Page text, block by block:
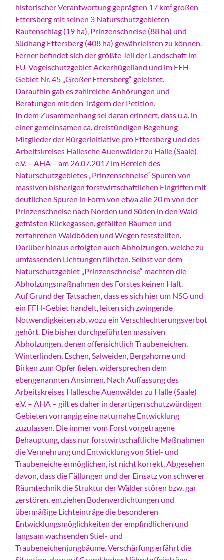
historischer Verantwortung geprägten 17 km² großen
Ettersberg mit seinen 3 Naturschutzgebieten
Rautenschlag (19 ha), Prinzenschneise (88 ha) und
Südhang Ettersberg (408 ha) gewährleisten zu können.
Ferner befindet sich der größte Teil der Landschaft im
EU-Vogelschutzgebiet Ackerhügelland und im FFH-
Gebiet Nr. 45 „Großer Ettersberg“ geleistet.
Daraufhin gab es zahlreiche Anhörungen und
Beratungen mit den Trägern der Petition.
In dem Zusammenhang sei daran erinnert, dass u.a. in
einer gemeinsamen ca. dreistündigen Begehung
Mitglieder der Bürgerinitiative pro Ettersberg und des
Arbeitskreises Hallesche Auenwälder zu Halle (Saale)
e.V. – AHA – am 26.07.2017 im Bereich des
Naturschutzgebietes „Prinzenschneise“ Spuren von
massiven bisherigen forstwirtschaftlichen Eingriffen mit
deutlichen Spuren in Form von etwa alle 20 m von der
Prinzenschneise nach Norden und Süden in den Wald
gefrästen Rückegassen, gefällten Bäumen und
zerfahrenen Waldböden und Wegen feststellten.
Darüber hinaus erfolgten auch Abholzungen, welche zu
umfassenden Lichtungen führten. Selbst vor dem
Naturschutzgebiet „Prinzenschneise“ machten die
Abholzungsmaßnahmen des Forstes keinen Halt.
Auf Grund der Tatsachen, dass es sich hier um NSG und
ein FFH-Gebiet handelt, leiten sich zwingende
Notwendigkeiten ab, wozu ein Verschlechterungsverbot
gehört. Die bisher durchgeführten massiven
Abholzungen, denen offensichtlich Traubeneichen,
Winterlinden, Eschen, Salweiden, Bergahorne und
Birken zum Opfer fielen, widersprechen dem
ebengenannten Ansinnen. Nach Auffassung des
Arbeitskreises Hallesche Auenwälder zu Halle (Saale)
e.V. – AHA – gilt es daher in derartigen schutzwürdigen
Gebieten vorrangig eine naturnahe Entwicklung
zuzulassen. Die immer vom Forst vorgetragene
Behauptung, dass nur forstwirtschaftliche Maßnahmen
die Vermehrung und Entwicklung von Stiel- und
Traubeneiche ermöglichen, ist nicht korrekt. Abgesehen
davon, dass die Fällungen und der Einsatz von schwerer
Räumtechnik die Struktur der Wälder stören bzw. gar
zerstören, entziehen Bodenverdichtungen und
übermäßige Lichteinträge die besonderen
Entwicklungsmöglichkeiten der empfindlichen und
langsam wachsenden Stiel- und
Traubeneichenjungbäume. Verschärfung erfährt die